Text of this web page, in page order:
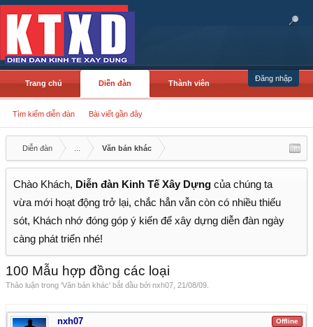
Đăng nhập
Trang chủ Diễn đàn
Tìm kiếm diễn đàn Bài viết gần đây
Thành viên
Diễn đàn Văn bản khác
Chào Khách, Diễn đàn Kinh Tế Xây Dựng của chúng ta
vừa mới hoạt động trở lại, chắc hẳn vẫn còn có nhiều thiếu
sót, Khách nhớ đóng góp ý kiến để xây dựng diễn đàn ngày
càng phát triển nhé!
100 Mẫu hợp đồng các loại
Thảo luận trong 'Văn bản khác' bắt đầu bởi nxh07 21/08/09
Offline
nxh07